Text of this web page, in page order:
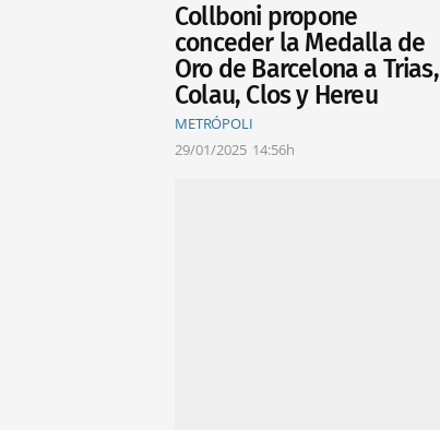
Collboni propone
conceder la Medalla de
Oro de Barcelona a Trias,
Colau, Clos y Hereu
METRÓPOLI
29/01/2025 14:56h